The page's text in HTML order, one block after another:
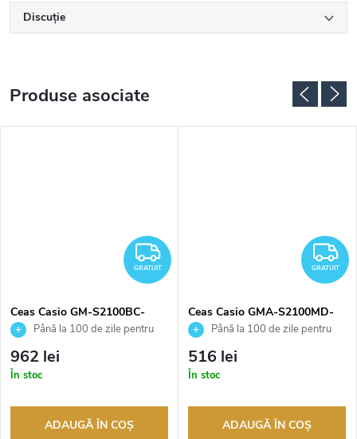
Discuţie
Produse asociate
GRATUIT
GRATUIT
Ceas Casio GM-S2100BC-
1AERPână la 100 de zile pentru
returnarea bunurilor. Vânzător
autorizat
962 lei
În stoc
ADAUGĂ ÎN COŞ
GRATUIT
Ceas Casio GMA-S2100MD-
7AERPână la 100 de zile pentru
returnarea bunurilor. Vânzător
autorizat
516 lei
În stoc
ADAUGĂ ÎN COŞ